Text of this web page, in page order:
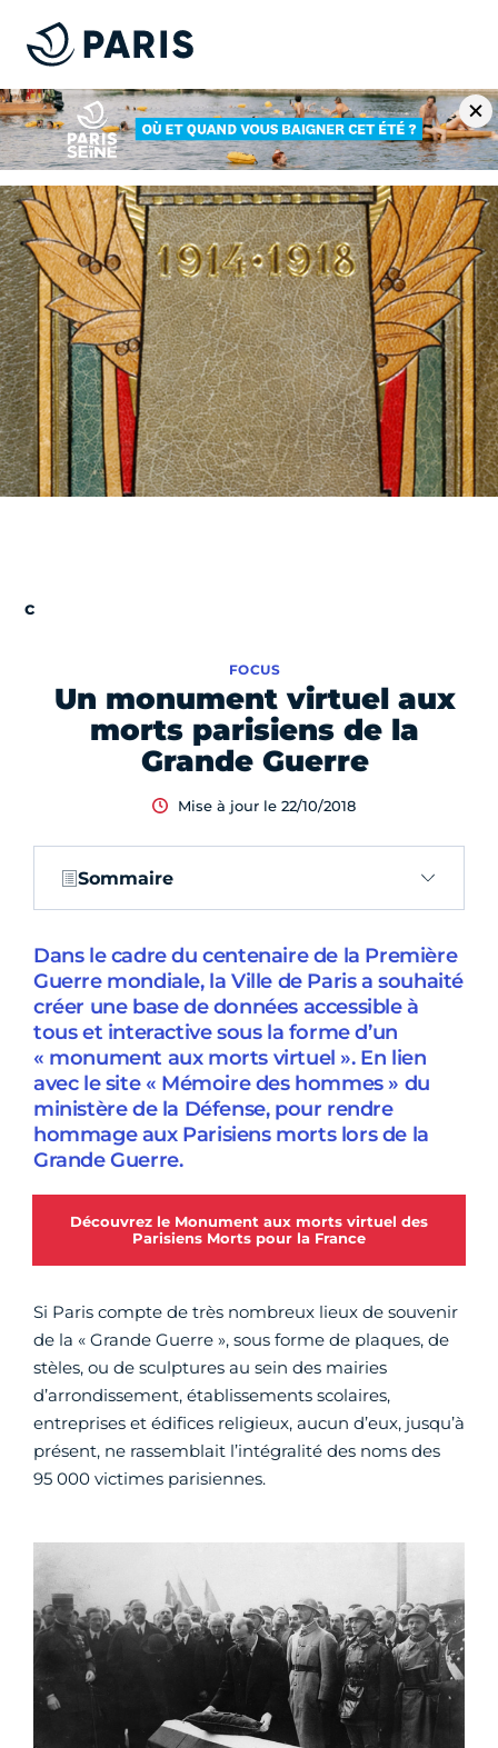
Un monument virtuel aux
morts parisiens de la
Grande Guerre
FOCUS
Mise à jour le 22/10/2018
Sommaire
Dans le cadre du centenaire de la Première
Guerre mondiale, la Ville de Paris a souhaité
créer une base de données accessible à
tous et interactive sous la forme d’un
« monument aux morts virtuel ». En lien
avec le site « Mémoire des hommes » du
ministère de la Défense, pour rendre
hommage aux Parisiens morts lors de la
Grande Guerre.
Découvrez le Monument aux morts virtuel des
Parisiens Morts pour la France
Si Paris compte de très nombreux lieux de souvenir
de la « Grande Guerre », sous forme de plaques, de
stèles, ou de sculptures au sein des mairies
d’arrondissement, établissements scolaires,
entreprises et édifices religieux, aucun d’eux, jusqu’à
présent, ne rassemblait l’intégralité des noms des
95 000 victimes parisiennes.